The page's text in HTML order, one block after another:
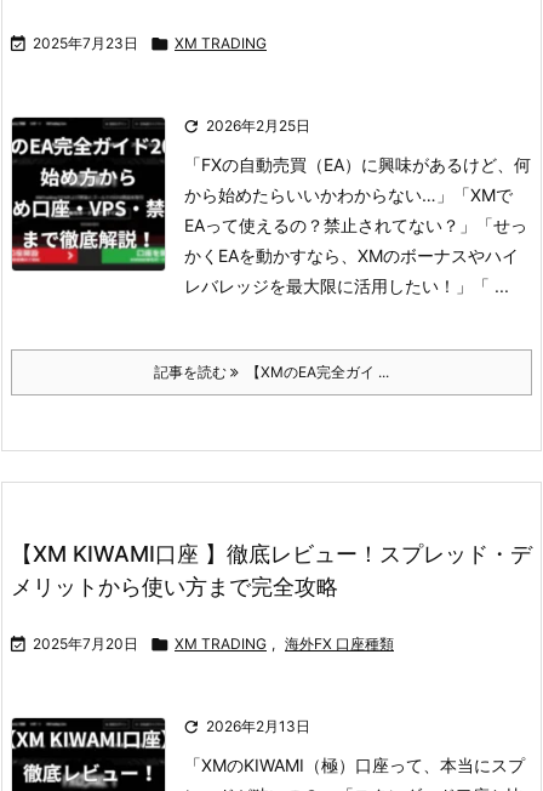
 2025年7月23日  XM TRADING
 2026年2月25日
「FXの自動売買（EA）に興味があるけど、何
から始めたらいいかわからない…」
「XMで
EAって使えるの？禁止されてない？」
「せっ
かくEAを動かすなら、XMのボーナスやハイ
レバレッジを最大限に活用したい！」
「 ...
記事を読む 【XMのEA完全ガイ ...
【XM KIWAMI口座 】徹底レビュー！スプレッド・デ
メリットから使い方まで完全攻略
 2025年7月20日  XM TRADING , 海外FX 口座種類
 2026年2月13日
「XMのKIWAMI（極）口座って、本当にスプ